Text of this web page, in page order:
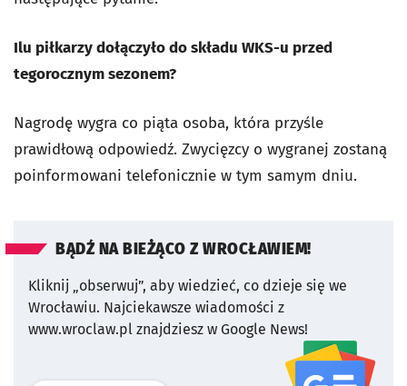
Ilu piłkarzy dołączyło do składu WKS-u przed
tegorocznym sezonem?
Nagrodę wygra co piąta osoba, która przyśle
prawidłową odpowiedź. Zwycięzcy o wygranej zostaną
poinformowani telefonicznie w tym samym dniu.
BĄDŹ NA BIEŻĄCO Z WROCŁAWIEM!
Kliknij „obserwuj”, aby wiedzieć, co dzieje się we
Wrocławiu. Najciekawsze wiadomości z
www.wroclaw.pl znajdziesz w Google News!